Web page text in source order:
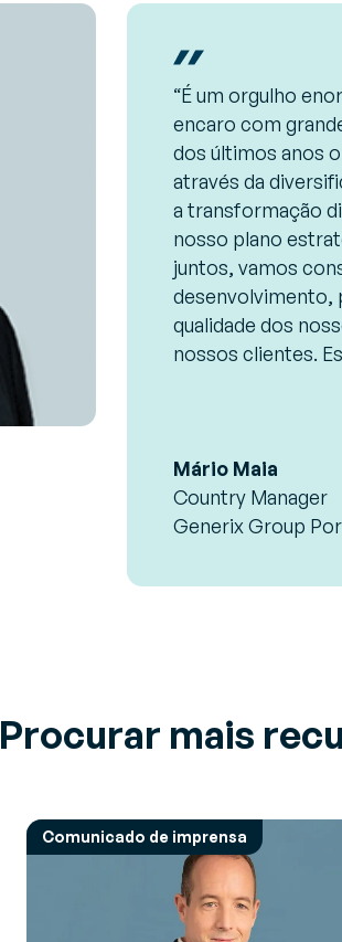
“É um orgulho
encaro com
dos últimos anos
através da
a transformação
nosso plano
juntos, vamos
desenvolvimento,
qualidade dos
nossos clientes.
Mário Maia
Country Manager
Generix Group
Procurar mais
Comunicado de imprensa